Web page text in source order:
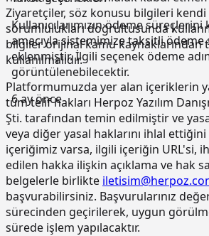
Kullanıcılarımızın ödeme
amacıyla sistemimize taksitli ödeme
eklenmiştir. İlgili seçenek ödeme
görüntülenebilecektir.
6 ay önce
Ziyaretçiler, söz konusu bilgileri kendi
sorumlulukları doğrultusunda
bilgiler orijinal kamu kaynaklarından
kullanılmalıdır.
Platformumuzda yer alan içeriklerin
tüm telif hakları Herpoz Yazılım
Şti. tarafından temin edilmiştir ve
veya diğer yasal haklarını ihlal
içeriğimiz varsa, ilgili içeriğin URL'si,
edilen hakka ilişkin açıklama ve hak
belgelerle birlikte
başvurabilirsiniz. Başvurularınız
sürecinden geçirilerek, uygun
sürede işlem yapılacaktır.